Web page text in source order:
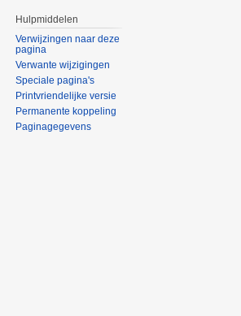
Hulpmiddelen
Verwijzingen naar deze
pagina
Verwante wijzigingen
Speciale pagina's
Printvriendelijke versie
Permanente koppeling
Paginagegevens